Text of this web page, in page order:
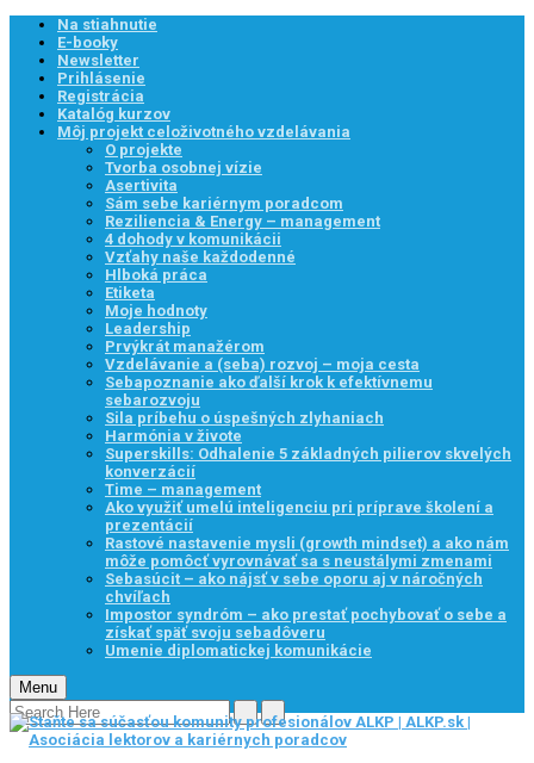
Na stiahnutie
E-booky
Newsletter
Prihlásenie
Registrácia
Katalóg kurzov
Môj projekt celoživotného vzdelávania
O projekte
Tvorba osobnej vízie
Asertivita
Sám sebe kariérnym poradcom
Reziliencia & Energy – management
4 dohody v komunikácii
Vzťahy naše každodenné
Hlboká práca
Etiketa
Moje hodnoty
Leadership
Prvýkrát manažérom
Vzdelávanie a (seba) rozvoj – moja cesta
Sebapoznanie ako ďalší krok k efektívnemu
sebarozvoju
Sila príbehu o úspešných zlyhaniach
Harmónia v živote
Superskills: Odhalenie 5 základných pilierov skvelých
konverzácií
Time – management
Ako využiť umelú inteligenciu pri príprave školení a
prezentácií
Rastové nastavenie mysli (growth mindset) a ako nám
môže pomôcť vyrovnávať sa s neustálymi zmenami
Sebasúcit – ako nájsť v sebe oporu aj v náročných
chvíľach
Impostor syndróm – ako prestať pochybovať o sebe a
získať späť svoju sebadôveru
Umenie diplomatickej komunikácie
Menu